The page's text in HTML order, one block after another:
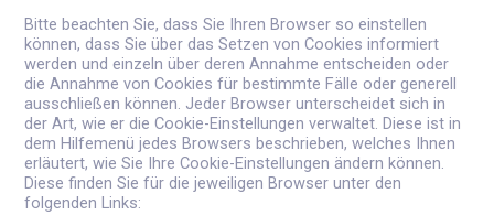
Bitte beachten Sie, dass Sie Ihren Browser so einstellen
können, dass Sie über das Setzen von Cookies informiert
werden und einzeln über deren Annahme entscheiden oder
die Annahme von Cookies für bestimmte Fälle oder generell
ausschließen können. Jeder Browser unterscheidet sich in
der Art, wie er die Cookie-Einstellungen verwaltet. Diese ist in
dem Hilfemenü jedes Browsers beschrieben, welches Ihnen
erläutert, wie Sie Ihre Cookie-Einstellungen ändern können.
Diese finden Sie für die jeweiligen Browser unter den
folgenden Links: